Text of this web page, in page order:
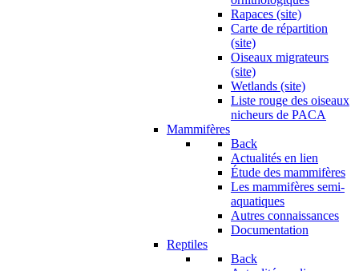
Rapaces (site)
Carte de répartition
(site)
Oiseaux migrateurs
(site)
Wetlands (site)
Liste rouge des oiseaux
nicheurs de PACA
Mammifères
Back
Actualités en lien
Étude des mammifères
Les mammifères semi-
aquatiques
Autres connaissances
Documentation
Reptiles
Back